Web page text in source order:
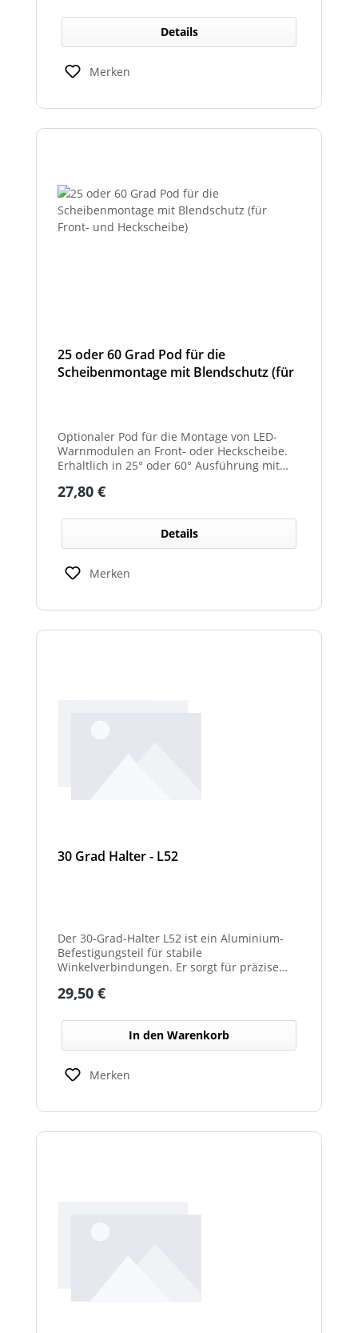
Rückfahrscheinwerfer im Geltungsbereich
der StVO zugelassen.Details
Merken
25 oder 60 Grad Pod für die
Scheibenmontage mit Blendschutz (für
Optionaler Pod für die Montage von LED-
Warnmodulen an Front- oder Heckscheibe.
Erhältlich in 25° oder 60° Ausführung mit
Regulärer Preis:
27,80 €
Details
Merken
30 Grad Halter - L52
Der 30-Grad-Halter L52 ist ein Aluminium-
Befestigungsteil für stabile
Winkelverbindungen. Er sorgt für präzise
Durch das leichte, korrosionsbeständige
Anwendungen.
Regulärer Preis:
29,50 €
In den Warenkorb
Merken